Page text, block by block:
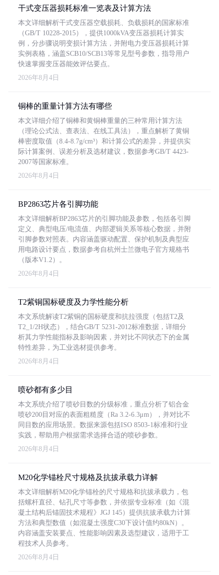
干式变压器损耗标准一览表及计算方法
本文详细解析干式变压器空载损耗、负载损耗的国家标准
（GB/T 10228-2015），提供1000kVA变压器损耗计算实
例，分步骤说明变损计算方法，并附电力变压器损耗计算
实例表格，涵盖SCB10/SCB13等常见型号参数，指导用户
快速掌握变压器能效评估要点。
2026年8月4日
铜棒的重量计算方法有哪些
本文详细介绍了铜棒和黄铜棒重量的三种常用计算方法
（理论公式法、查表法、在线工具法），重点解析了黄铜
棒密度取值（8.4-8.7g/cm³）和计算公式的差异，并提供实
际计算案例、误差分析及选材建议，数据参考GB/T 4423-
2007等国家标准。
2026年8月4日
BP2863芯片各引脚功能
本文详细解析BP2863芯片的引脚功能及参数，包括各引脚
定义、典型电压/电流值、内部逻辑关系等核心数据，并附
引脚参数对照表。内容涵盖驱动配置、保护机制及典型应
用电路设计要点，数据参考自杭州士兰微电子官方规格书
（版本V1.2）。
2026年8月4日
T2紫铜国标硬度及力学性能分析
本文系统解读T2紫铜的国标硬度和抗拉强度（包括T2及
T2_1/2H状态），结合GB/T 5231-2012标准数据，详细分
析其力学性能指标及影响因素，并对比不同状态下的金属
特性差异，为工业选材提供参考。
2026年8月4日
喷砂都有多少目
本文系统介绍了喷砂目数的分级标准，重点分析了铝合金
喷砂200目对应的表面粗糙度（Ra 3.2-6.3μm），并对比不
同目数的应用场景。数据来源包括ISO 8503-1标准和行业
实践，帮助用户根据需求选择合适的喷砂参数。
2026年8月4日
M20化学锚栓尺寸规格及抗拔承载力详解
本文详细解析M20化学锚栓的尺寸规格和抗拔承载力，包
括螺杆直径、钻孔尺寸等参数，并依据专业标准（如《混
凝土结构后锚固技术规程》JGJ 145）提供抗拔承载力计算
方法和典型数值（如混凝土强度C30下设计值约80kN）。
内容涵盖安装要点、性能影响因素及选型建议，适用于工
程技术人员参考。
2026年8月4日